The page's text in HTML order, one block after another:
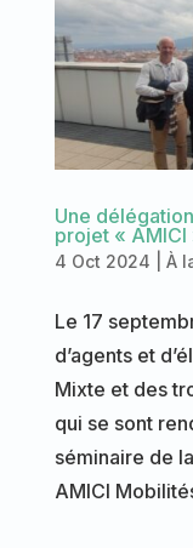
Une
projet «
4 Oct 2024 À
Le 17
d’agents et
Mixte et des
qui se sont
séminaire de
AMICI